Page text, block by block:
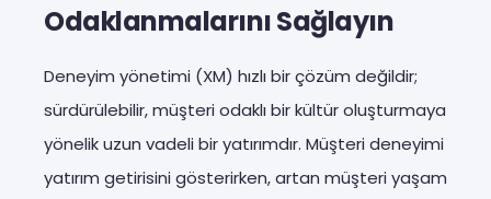
Odaklanmalarını Sağlayın
Deneyim yönetimi (XM) hızlı bir çözüm değildir;
sürdürülebilir, müşteri odaklı bir kültür oluşturmaya
yönelik uzun vadeli bir yatırımdır. Müşteri deneyimi
yatırım getirisini gösterirken, artan müşteri yaşam